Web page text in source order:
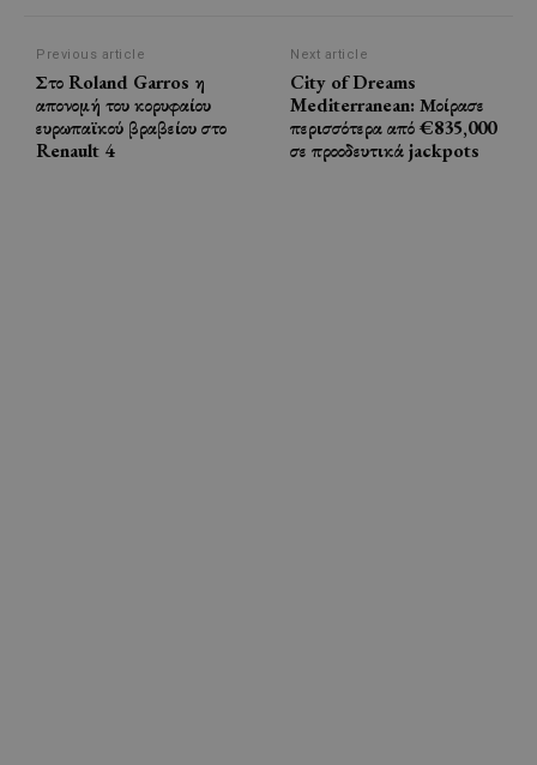
Previous article
Στο Roland Garros η
απονομή του κορυφαίου
ευρωπαϊκού βραβείου στο
Renault 4
Next article
City of Dreams
Mediterranean: Μοίρασε
περισσότερα από €835,000
σε προοδευτικά jackpots